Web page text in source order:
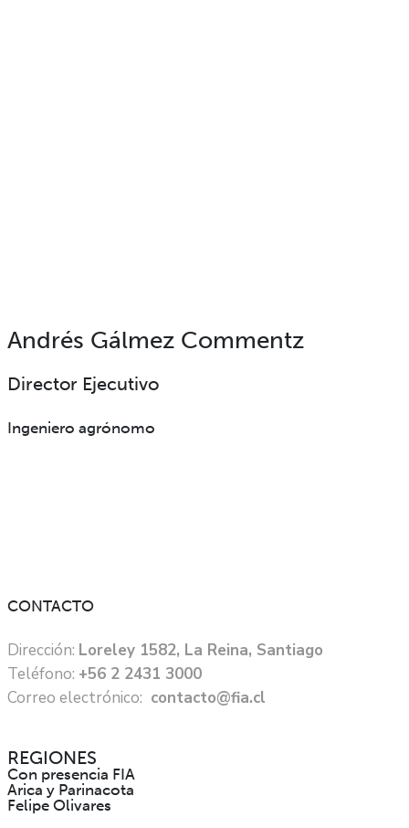
Andrés Gálmez Commentz
Director Ejecutivo
Ingeniero agrónomo
CONTACTO
Dirección: Loreley 1582, La Reina, Santiago
Teléfono: +56 2 2431 3000
Correo electrónico: contacto@fia.cl
REGIONES
Con presencia FIA
Arica y Parinacota
Felipe Olivares